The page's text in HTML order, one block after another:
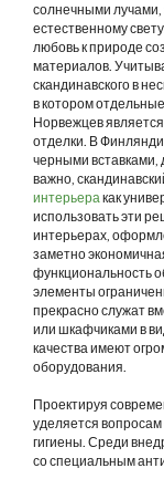
солнечными лучами,
естественному
любовь к природе
материалов.
скандинавского в
в котором
Норвежцев является
отделки. В
черными вставками,
важно,
интерьеракак
использовать эти
интерьерах,
заметно
функциональность
элементы
прекрасно служат
или шкафчиками в
качества имеют
оборудования.
Проектируя
уделяется
гигиены. Среди
со специальным